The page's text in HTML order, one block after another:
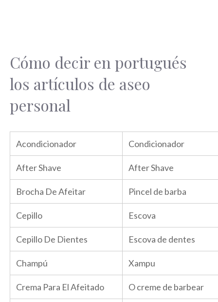
Cómo decir en portugués
los artículos de aseo
personal
Acondicionador Condicionador
After Shave After Shave
Brocha De Afeitar Pincel de barba
Cepillo Escova
Cepillo De Dientes Escova de dentes
Champú Xampu
Crema Para El Afeitado O creme de barbear